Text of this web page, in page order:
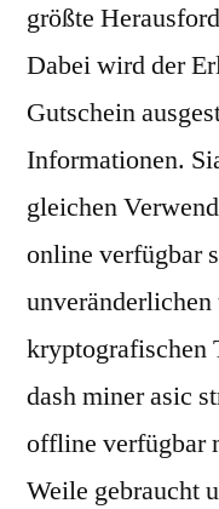
größte
Dabei wird der
Gutschein
Informationen.
gleichen
online verfügbar
unveränderlichen
kryptografischen
dash miner asic
offline verfügbar
Weile gebraucht